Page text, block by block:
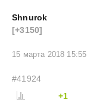
Shnurok
[+3150]
15 марта 2018 15:55
#41924
+1